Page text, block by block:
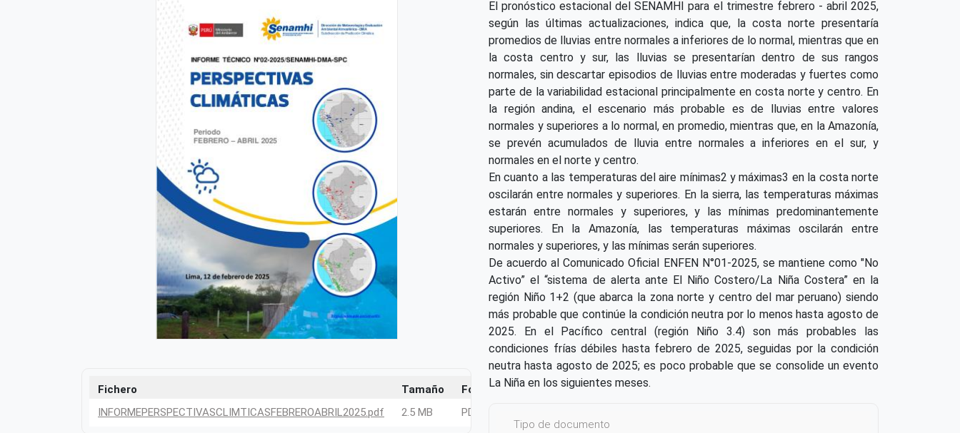
Fichero Tamaño
Formato
INFORMEPERSPECTIVASCLIMTICASFEBREROABRIL2025.pdf
2.5 MB PDF
El pronóstico estacional del SENAMHI para el trimestre febrero - abril 2025,
según las últimas actualizaciones, indica que, la costa norte presentaría
promedios de lluvias entre normales a inferiores de lo normal, mientras que en
la costa centro y sur, las lluvias se presentarían dentro de sus rangos
normales, sin descartar episodios de lluvias entre moderadas y fuertes como
parte de la variabilidad estacional principalmente en costa norte y centro. En
la región andina, el escenario más probable es de lluvias entre valores
normales y superiores a lo normal, en promedio, mientras que, en la Amazonía,
se prevén acumulados de lluvia entre normales a inferiores en el sur, y
normales en el norte y centro.
En cuanto a las temperaturas del aire mínimas2 y máximas3 en la costa norte
oscilarán entre normales y superiores. En la sierra, las temperaturas máximas
estarán entre normales y superiores, y las mínimas predominantemente
superiores. En la Amazonía, las temperaturas máximas oscilarán entre
normales y superiores, y las mínimas serán superiores.
De acuerdo al Comunicado Oficial ENFEN N°01-2025, se mantiene como "No
Activo” el “sistema de alerta ante El Niño Costero/La Niña Costera” en la
región Niño 1+2 (que abarca la zona norte y centro del mar peruano) siendo
más probable que continúe la condición neutra por lo menos hasta agosto de
2025. En el Pacífico central (región Niño 3.4) son más probables las
condiciones frías débiles hasta febrero de 2025, seguidas por la condición
neutra hasta agosto de 2025; es poco probable que se consolide un evento
La Niña en los siguientes meses.
Tipo de documento